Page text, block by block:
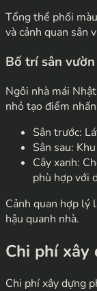
Tổng thể phối
và cảnh quan sân
Bố trí sân
Ngôi nhà mái
nhỏ tạo điểm
Sân trước:
Sân sau:
Cây xanh:
phù hợp với
Cảnh quan hợp lý
hậu quanh nhà.
Chi phí
Chi phí xây dựng